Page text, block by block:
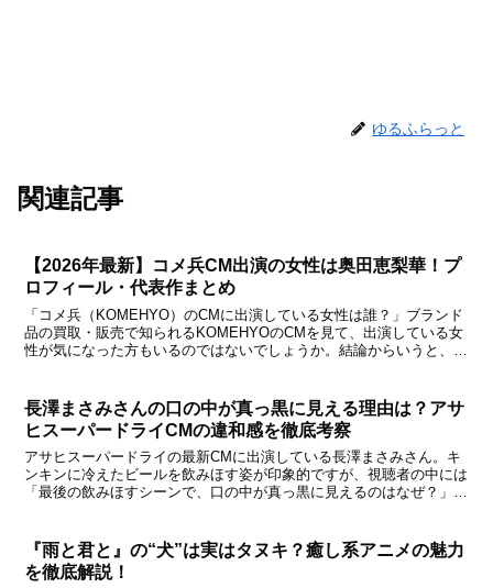
ゆるふらっと
関連記事
【2026年最新】コメ兵CM出演の女性は奥田恵梨華！プ
ロフィール・代表作まとめ
「コメ兵（KOMEHYO）のCMに出演している女性は誰？」ブランド
品の買取・販売で知られるKOMEHYOのCMを見て、出演している女
性が気になった方もいるのではないでしょうか。結論からいうと、
長澤まさみさんの口の中が真っ黒に見える理由は？アサ
ヒスーパードライCMの違和感を徹底考察
アサヒスーパードライの最新CMに出演している長澤まさみさん。キ
ンキンに冷えたビールを飲みほす姿が印象的ですが、視聴者の中には
「最後の飲みほすシーンで、口の中が真っ黒に見えるのはなぜ？」
『雨と君と』の“犬”は実はタヌキ？癒し系アニメの魅力
を徹底解説！